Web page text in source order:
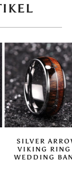
SILVER
VIKING
WEDDING